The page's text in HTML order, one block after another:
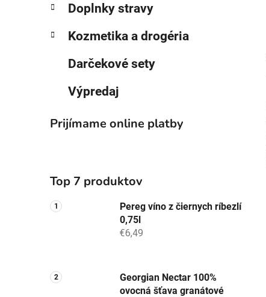
Doplnky stravy
Kozmetika a drogéria
Darčekové sety
Výpredaj
Prijímame online platby
Top 7 produktov
Pereg víno z čiernych ríbezlí
0,75l
€6,49
Georgian Nectar 100%
ovocná šťava granátové